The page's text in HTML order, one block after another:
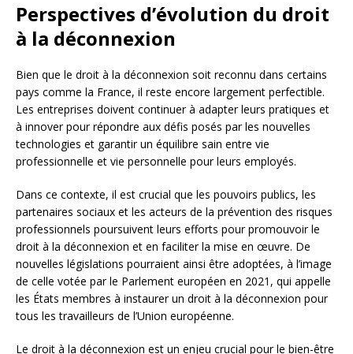
Perspectives d’évolution du droit
à la déconnexion
Bien que le droit à la déconnexion soit reconnu dans certains
pays comme la France, il reste encore largement perfectible.
Les entreprises doivent continuer à adapter leurs pratiques et
à innover pour répondre aux défis posés par les nouvelles
technologies et garantir un équilibre sain entre vie
professionnelle et vie personnelle pour leurs employés.
Dans ce contexte, il est crucial que les pouvoirs publics, les
partenaires sociaux et les acteurs de la prévention des risques
professionnels poursuivent leurs efforts pour promouvoir le
droit à la déconnexion et en faciliter la mise en œuvre. De
nouvelles législations pourraient ainsi être adoptées, à l’image
de celle votée par le Parlement européen en 2021, qui appelle
les États membres à instaurer un droit à la déconnexion pour
tous les travailleurs de l’Union européenne.
Le droit à la déconnexion est un enjeu crucial pour le bien-être